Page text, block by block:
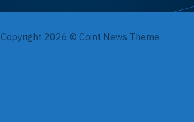
Copyright 2026 © Coint News Theme